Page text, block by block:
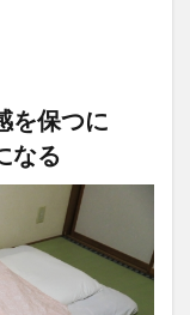
を保つに
なる